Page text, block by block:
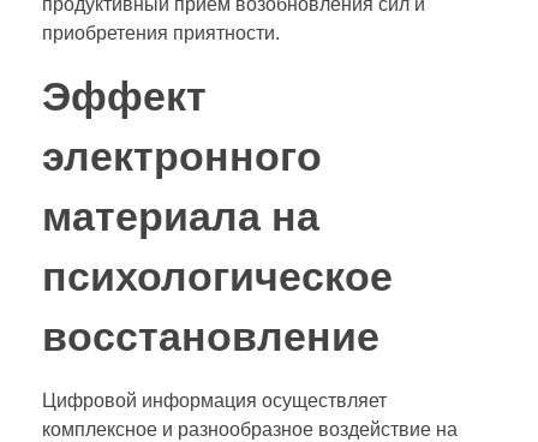
приобретения приятности.
Эффект
электронного
материала на
психологическое
восстановление
Цифровой информация осуществляет
комплексное и разнообразное воздействие на